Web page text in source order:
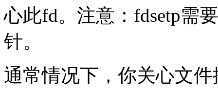
心此fd。注意：fdsetp需
针。
通常情况下，你关心文